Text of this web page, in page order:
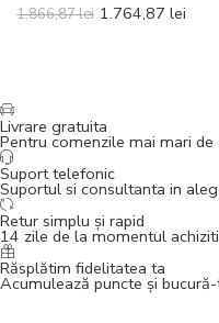
1.866,87lei 1.764,87 lei
Livrare gratuita
Pentru comenzile mai mari
Suport telefonic
Suportul si consultanta in
Retur simplu și rapid
14 zile de la momentul
Răsplătim fidelitatea ta
Acumulează puncte și